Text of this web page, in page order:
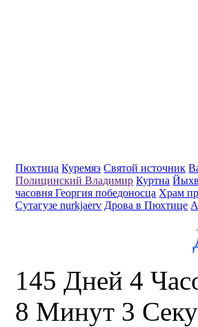
Пюхтица Куремяэ Святой источник
Полицинский Владимир Куртна
часовня Георгия победоносца Храм
Сутагузе nurkjaerv Дрова в Пюхтице
145 Дней 4
8 Минут 2